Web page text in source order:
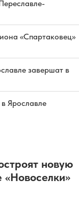
«Спартаковец»
завершат в
Ярославле
новую
«Новоселки»